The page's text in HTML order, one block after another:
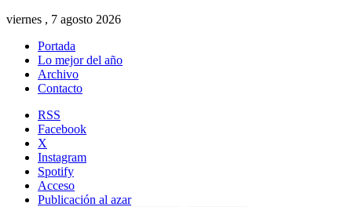
viernes , 7 agosto 2026
Portada
Lo mejor del año
Archivo
Contacto
RSS
Facebook
X
Instagram
Spotify
Acceso
Publicación al azar